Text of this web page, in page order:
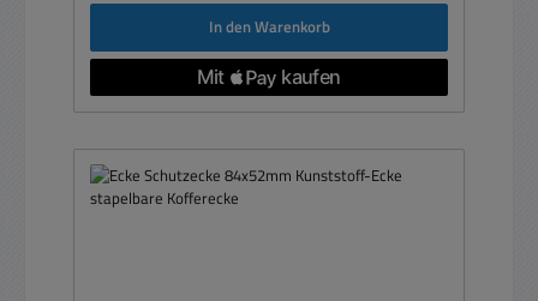
In den Warenkorb